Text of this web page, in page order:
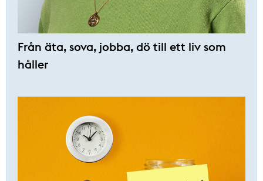
Från äta, sova, jobba, dö till ett liv som
håller